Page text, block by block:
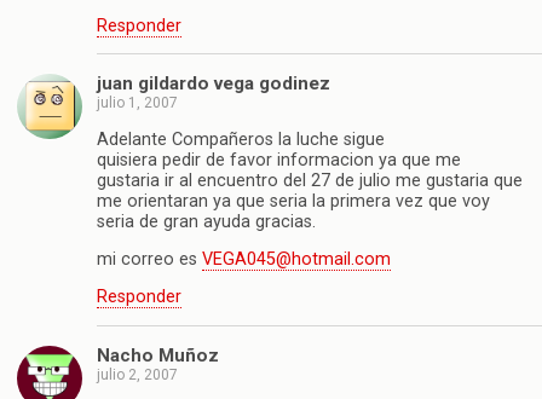
Responder
juan gildardo vega godinez
julio 1, 2007
Adelante Compañeros la luche sigue
quisiera pedir de favor informacion ya que me
gustaria ir al encuentro del 27 de julio me gustaria que
me orientaran ya que seria la primera vez que voy
seria de gran ayuda gracias.
mi correo es VEGA045@hotmail.com
Responder
Nacho Muñoz
julio 2, 2007